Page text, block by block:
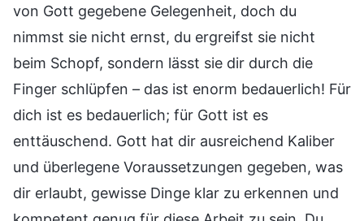
von Gott gegebene Gelegenheit, doch du
nimmst sie nicht ernst, du ergreifst sie nicht
beim Schopf, sondern lässt sie dir durch die
Finger schlüpfen – das ist enorm bedauerlich! Für
dich ist es bedauerlich; für Gott ist es
enttäuschend. Gott hat dir ausreichend Kaliber
und überlegene Voraussetzungen gegeben, was
dir erlaubt, gewisse Dinge klar zu erkennen und